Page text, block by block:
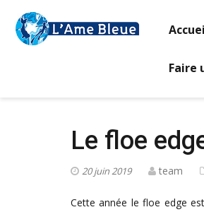
Faire
Le floe
20 juin 2019 team
Cette année le floe edge